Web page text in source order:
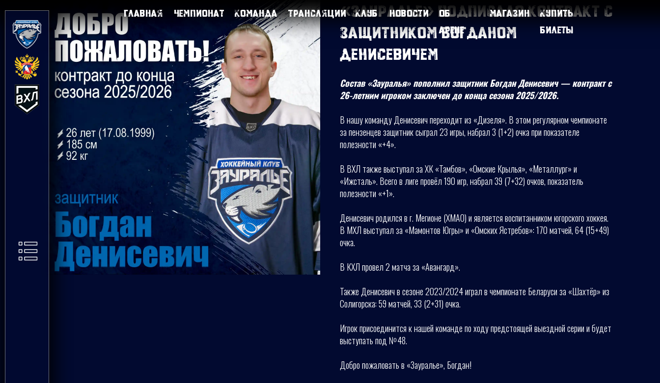
Главная Чемпионат Команда Трансляции Клуб Новости
Об
арене
Магазин
Купить
билеты
«Зауралье» подписало контракт с
защитником Богданом
Денисевичем
Состав «Зауралья» пополнил защитник Богдан Денисевич — контракт с
26-летним игроком заключен до конца сезона 2025/2026.
В нашу команду Денисевич переходит из «Дизеля». В этом регулярном чемпионате
за пензенцев защитник сыграл 23 игры, набрал 3 (1+2) очка при показателе
полезности «+4».
В ВХЛ также выступал за ХК «Тамбов», «Омские Крылья», «Металлург» и
«Ижсталь». Всего в лиге провёл 190 игр, набрал 39 (7+32) очков, показатель
полезности «+1».
Денисевич родился в г. Мегионе (ХМАО) и является воспитанником югорского хоккея.
В МХЛ выступал за «Мамонтов Югры» и «Омских Ястребов»: 170 матчей, 64 (15+49)
очка.
В КХЛ провел 2 матча за «Авангард».
Также Денисевич в сезоне 2023/2024 играл в чемпионате Беларуси за «Шахтёр» из
Солигорска: 59 матчей, 33 (2+31) очка.
Игрок присоединится к нашей команде по ходу предстоящей выездной серии и будет
выступать под №48.
Добро пожаловать в «Зауралье», Богдан!